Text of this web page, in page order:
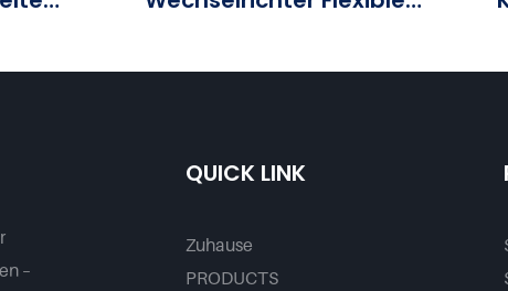
China
–
QUICK LINK
Zuhause
PRODUCTS